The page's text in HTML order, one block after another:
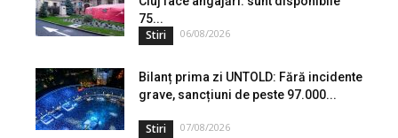
75...
Stiri 06/08/2026
Bilanț prima zi UNTOLD: Fără incidente
grave, sancțiuni de peste 97.000...
Stiri 07/08/2026